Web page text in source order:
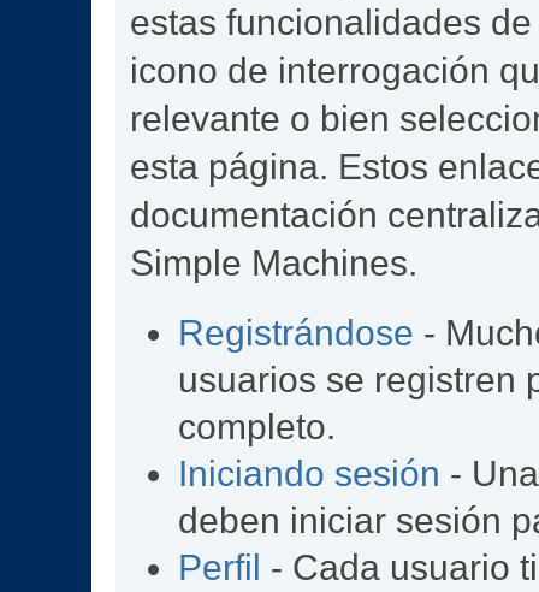
estas funcionalidades
icono de interrogación
relevante o bien
esta página. Estos
documentación
Simple Machines.
Registrándose -
usuarios se registren
completo.
Iniciando sesión -
deben iniciar sesión
Perfil - Cada usuario